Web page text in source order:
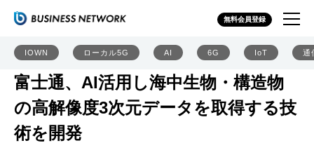
無料会員登録
IOWN ローカル5G AI 6G IoT 通
富士通、AI活用し海中生物・構造物
の高解像度3次元データを取得する技
術を開発